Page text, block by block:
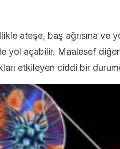
ateşe, baş ağrısına ve
yol açabilir. Maalesef
etkileyen ciddi bir